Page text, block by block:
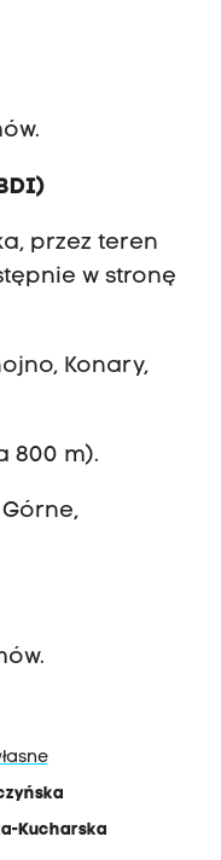
przez teren
w stronę
Konary,
800 m).
Kucharska